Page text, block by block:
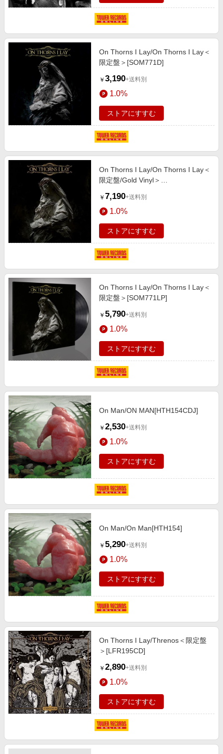
On Thorns I Lay/On Thorns I Lay＜
限定盤＞[SOM771D]
￥ 3,190+送料別
1.0%
ストアにすすむ
On Thorns I Lay/On Thorns I Lay＜
限定盤/Gold Vinyl＞
￥ 7,190+送料別
1.0%
ストアにすすむ
On Thorns I Lay/On Thorns I Lay＜
限定盤＞[SOM771LP]
￥ 5,790+送料別
1.0%
ストアにすすむ
On Man/ON MAN[HTH154CDJ]
￥ 2,530+送料別
1.0%
ストアにすすむ
On Man/On Man[HTH154]
￥ 5,290+送料別
1.0%
ストアにすすむ
On Thorns I Lay/Threnos＜限定盤
＞[LFR195CD]
￥ 2,890+送料別
1.0%
ストアにすすむ